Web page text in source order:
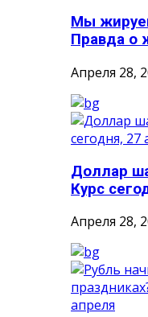
Мы
Правда о
Апреля 28,
Доллар
Курс
Апреля 28,